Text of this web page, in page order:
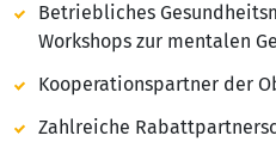
Betriebliches
Workshops zur mentalen
Kooperationspartner der
Zahlreiche